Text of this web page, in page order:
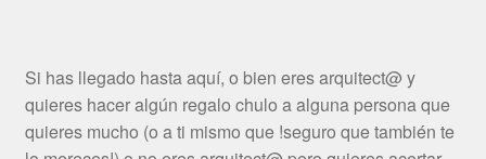
Si has llegado hasta aquí, o bien eres arquitect@ y
quieres hacer algún regalo chulo a alguna persona que
quieres mucho (o a ti mismo que !seguro que también te